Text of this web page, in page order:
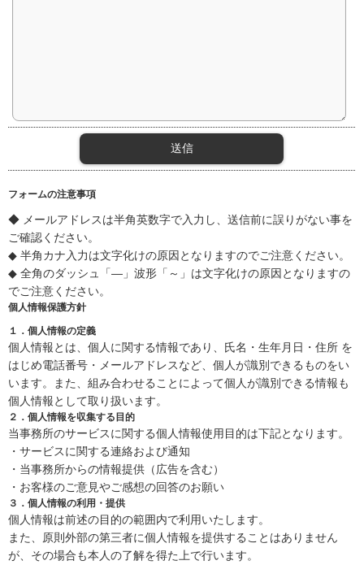
フォームの注意事項
◆ メールアドレスは半角英数字で入力し、送信前に誤りがない事を
ご確認ください。
◆ 半角カナ入力は文字化けの原因となりますのでご注意ください。
◆ 全角のダッシュ「―」波形「～」は文字化けの原因となりますの
でご注意ください。
個人情報保護方針
１．個人情報の定義
個人情報とは、個人に関する情報であり、氏名・生年月日・住所 を
はじめ電話番号・メールアドレスなど、個人が識別できるものをい
います。また、組み合わせることによって個人が識別できる情報も
個人情報として取り扱います。
２．個人情報を収集する目的
当事務所のサービスに関する個人情報使用目的は下記となります。
・サービスに関する連絡および通知
・当事務所からの情報提供（広告を含む）
・お客様のご意見やご感想の回答のお願い
３．個人情報の利用・提供
個人情報は前述の目的の範囲内で利用いたします。
また、原則外部の第三者に個人情報を提供することはありません
が、その場合も本人の了解を得た上で行います。